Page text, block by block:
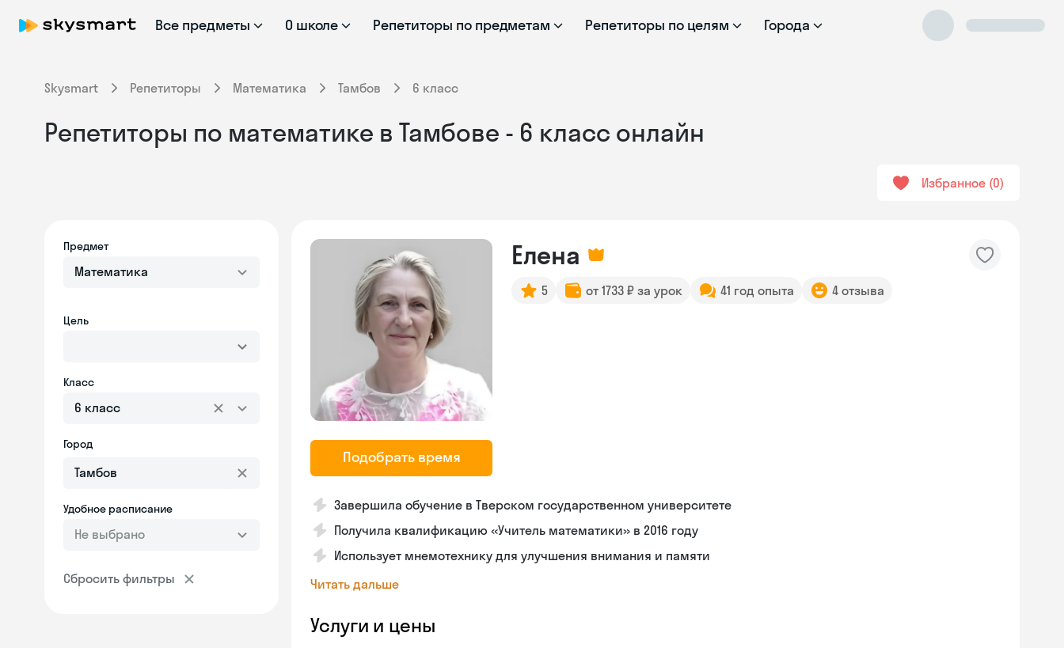
Все предметы О школе Репетиторы по предметам Репетиторы по целям Города
Skysmart Репетиторы Математика Тамбов 6 класс
Репетиторы по математике в Тамбове - 6 класс онлайн
Избранное 0
Предмет
Математика
Цель
Класс
6 класс
Город
Удобное расписание
Не выбрано
Сбросить фильтры
Подобрать время
Елена
5 от 1733 ₽ за урок 41 год опыта 4 отзыва
Завершила обучение в Тверском государственном университете
Получила квалификацию «Учитель математики» в 2016 году
Использует мнемотехнику для улучшения внимания и памяти
Читать дальше
Услуги и цены